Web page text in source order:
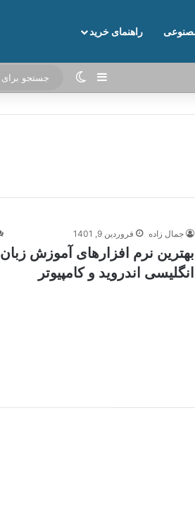
راهنمای خرید
نوارکناریتغییر پوسته
جمال زاده فروردین 9, 1401
بهترین نرم افزارهای آموزش زبان
انگلیسی اندروید و کامپیوتر